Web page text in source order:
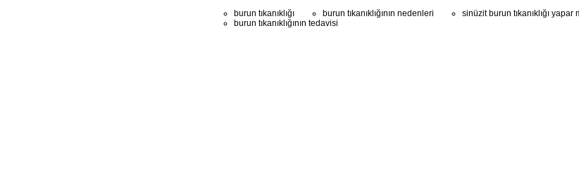
burun tıkanıklığı burun tıkanıklığının nedenleri sinüzit burun tıkanıklığı yapar
burun tıkanıklığının tedavisi